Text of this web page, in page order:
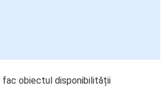
fac obiectul disponibilității